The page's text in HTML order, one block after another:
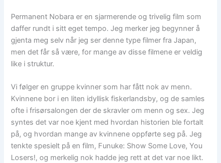
Permanent Nobara er en sjarmerende og trivelig film som
daffer rundt i sitt eget tempo. Jeg merker jeg begynner å
gjenta meg selv når jeg ser denne type filmer fra Japan,
men det får så være, for mange av disse filmene er veldig
like i struktur.
Vi følger en gruppe kvinner som har fått nok av menn.
Kvinnene bor i en liten idyllisk fiskerlandsby, og de samles
ofte i frisørsalongen der de skravler om menn og sex. Jeg
syntes det var noe kjent med hvordan historien ble fortalt
på, og hvordan mange av kvinnene oppførte seg på. Jeg
tenkte spesielt på en film, Funuke: Show Some Love, You
Losers!, og merkelig nok hadde jeg rett at det var noe likt.